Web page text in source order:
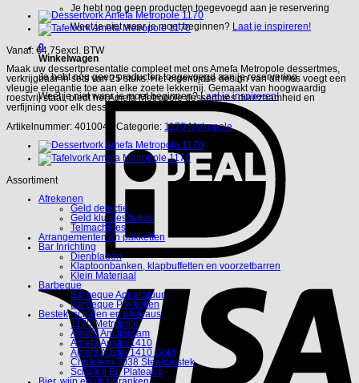
Je hebt nog geen producten toegevoegd aan je reservering
Weet je niet waar je moet beginnen?
Laat je inspireren!
0
Winkelwagen
Je hebt nog geen producten toegevoegd aan je reservering
Weet je niet waar je moet beginnen?Laat je inspireren!
Vanaf: €4.75excl. BTW
Maak uw dessertpresentatie compleet met ons Amefa Metropole dessertmes,
verkrijgbaar in sets van 25 stuks. Het eigentijdse design van dit mes voegt een
vleugje elegantie toe aan elke zoete lekkernij. Gemaakt van hoogwaardig
roestvrij staal, biedt het Amefa Metropole dessertmes duurzaamheid en
verfijning voor elk dessertmoment.
Artikelnummer: 4010045 Categorie: 1170 Metropole
Assortiment
Afrekenen
Geld detectie
Geld kluisjes/lades
Telmachines
Arrangementen en pakketten
Bar Inrichting
Dienbladen
Klaptoonbanken, klapbuffetten en voorzetbarren
Klein Materiaal
Barbeque
Barbeque Apparatuur
Barbeque Pakketten
Bestek, schalen en plateaus
1170 Metropole
Amefa Amsterdam
Amefa Austin 1410
Amefa Austin 1410 Gold
Chuletero 7038 Steakbestek
Schalen En Plateaus